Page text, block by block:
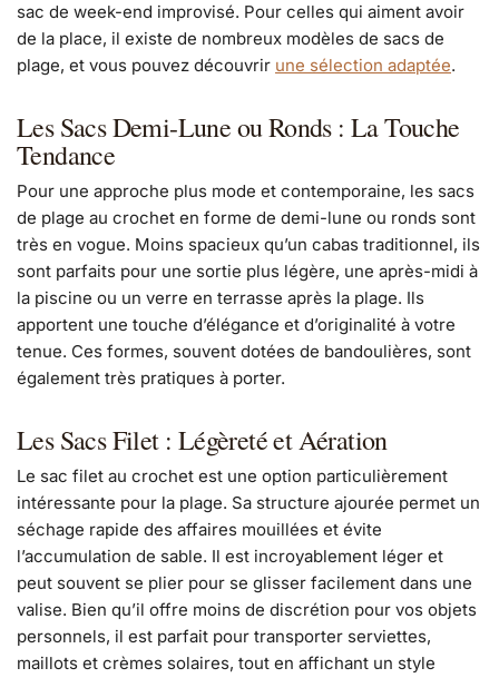
sac de week-end improvisé. Pour celles qui aiment avoir
de la place, il existe de nombreux modèles de sacs de
plage, et vous pouvez découvrir une sélection adaptée.
Les Sacs Demi-Lune ou Ronds : La Touche
Tendance
Pour une approche plus mode et contemporaine, les sacs
de plage au crochet en forme de demi-lune ou ronds sont
très en vogue. Moins spacieux qu’un cabas traditionnel, ils
sont parfaits pour une sortie plus légère, une après-midi à
la piscine ou un verre en terrasse après la plage. Ils
apportent une touche d’élégance et d’originalité à votre
tenue. Ces formes, souvent dotées de bandoulières, sont
également très pratiques à porter.
Les Sacs Filet : Légèreté et Aération
Le sac filet au crochet est une option particulièrement
intéressante pour la plage. Sa structure ajourée permet un
séchage rapide des affaires mouillées et évite
l’accumulation de sable. Il est incroyablement léger et
peut souvent se plier pour se glisser facilement dans une
valise. Bien qu’il offre moins de discrétion pour vos objets
personnels, il est parfait pour transporter serviettes,
maillots et crèmes solaires, tout en affichant un style